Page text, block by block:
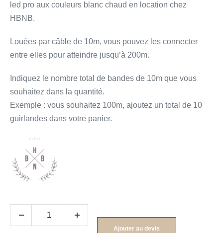
led pro aux couleurs blanc chaud en location chez
HBNB.
Louées par câble de 10m, vous pouvez les connecter
entre elles pour atteindre jusqu’à 200m.
Indiquez le nombre total de bandes de 10m que vous
souhaitez dans la quantité.
Exemple : vous souhaitez 100m, ajoutez un total de 10
guirlandes dans votre panier.
Ajouter au devis